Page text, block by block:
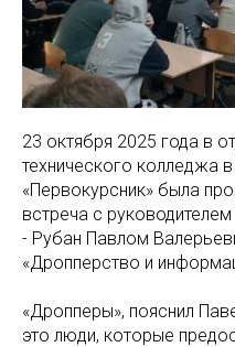
23 октября 2025 года в
технического колледжа
«Первокурсник» была
встреча с
- Рубан Павлом
«Дропперство и
«Дропперы», пояснил
это люди, которые